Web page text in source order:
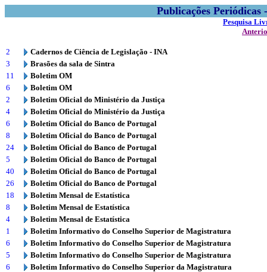
Publicações
Pesquisa
2
Cadernos de Ciência de Legislação - INA
3
Brasões da sala de Sintra
11
Boletim OM
6
Boletim OM
2
Boletim Oficial do Ministério da Justiça
4
Boletim Oficial do Ministério da Justiça
6
Boletim Oficial do Banco de Portugal
8
Boletim Oficial do Banco de Portugal
24
Boletim Oficial do Banco de Portugal
5
Boletim Oficial do Banco de Portugal
40
Boletim Oficial do Banco de Portugal
26
Boletim Oficial do Banco de Portugal
18
Boletim Mensal de Estatística
8
Boletim Mensal de Estatística
4
Boletim Mensal de Estatística
1
Boletim Informativo do Conselho Superior de Magistratura
6
Boletim Informativo do Conselho Superior de Magistratura
5
Boletim Informativo do Conselho Superior de Magistratura
6
Boletim Informativo do Conselho Superior da Magistratura